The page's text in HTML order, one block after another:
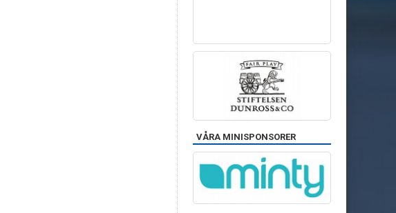
VÅRA MINISPONSORER